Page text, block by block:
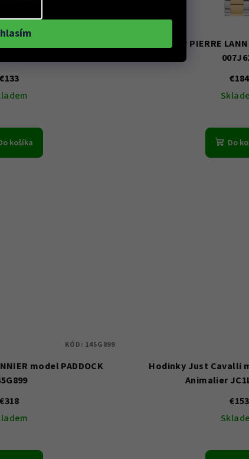
€133
košíka
KÓD:021K572
Hodinky PIERRE
€184
Do
model PADDOCK
€318
KÓD: 145G899
Hodinky Just Cavalli
Animalier
€153